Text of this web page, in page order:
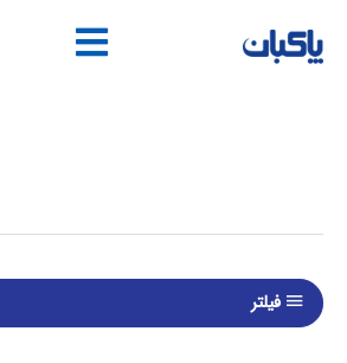
محتوا
فیلتر